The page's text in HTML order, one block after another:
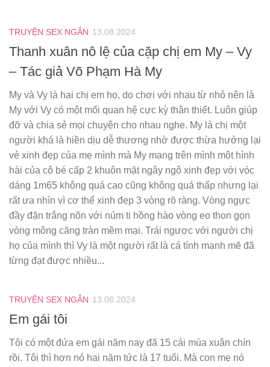
TRUYỆN SEX NGẮN 13.08.2024
Thanh xuân nô lệ của cặp chị em My – Vy
– Tác giả Võ Phạm Hà My
My và Vy là hai chị em họ, do chơi với nhau từ nhỏ nên là
My với Vy có một mối quan hệ cực kỳ thân thiết. Luôn giúp
đỡ và chia sẻ mọi chuyện cho nhau nghe. My là chị một
người khá là hiền dịu dễ thương nhờ được thừa hưởng lại
vẻ xinh đẹp của mẹ mình mà My mang trên mình một hình
hài của cô bé cấp 2 khuôn mặt ngây ngô xinh đẹp với vóc
dáng 1m65 không quá cao cũng không quá thấp nhưng lại
rất ưa nhìn vì cơ thể xinh đẹp 3 vòng rõ ràng. Vòng ngực
đầy đặn trắng nõn với núm ti hồng hào vòng eo thon gọn
vòng mông căng tràn mềm mại. Trái ngược với người chị
họ của mình thì Vy là một người rất là cá tính mạnh mẽ đã
từng đạt được nhiều...
TRUYỆN SEX NGẮN 13.08.2024
Em gái tôi
Tôi có một đứa em gái năm nay đã 15 cái mùa xuân chín
rồi. Tôi thì hơn nó hai năm tức là 17 tuổi. Mà con mẹ nó